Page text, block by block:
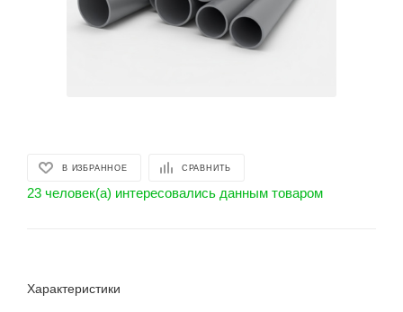
В ИЗБРАННОЕ СРАВНИТЬ
23 человек(а) интересовались данным товаром
Характеристики